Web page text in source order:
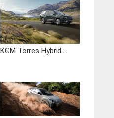
KGM Torres Hybrid:...